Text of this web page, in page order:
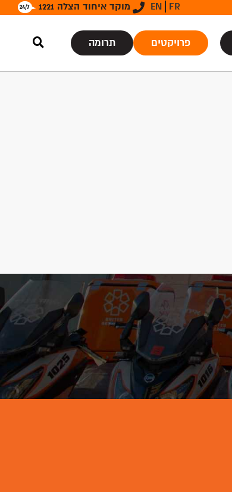
מוקד איחוד הצלה 1221 EN FR
פרויקטים תרומה